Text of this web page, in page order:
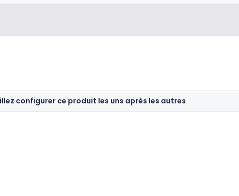
configurer ce produit les uns après les autres